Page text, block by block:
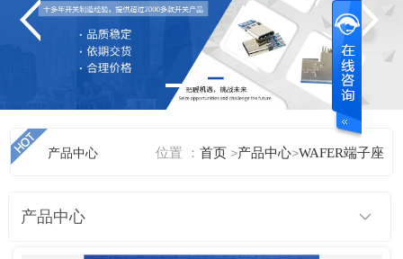
产品中心 位置 ：首页 >产品中心>WAFER端子座
产品中心